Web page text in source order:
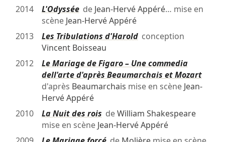
2014
L'Odysséede Jean-Hervé Appéré… mise en
scène Jean-Hervé Appéré
2013
Les Tribulations d'Haroldconception
Vincent Boisseau
2012
Le Mariage de Figaro – Une commedia
dell'arte d'après Beaumarchais et Mozart
d'après Beaumarchais mise en scène Jean-
Hervé Appéré
2010
La Nuit des rois deWilliam Shakespeare
mise en scène Jean-Hervé Appéré